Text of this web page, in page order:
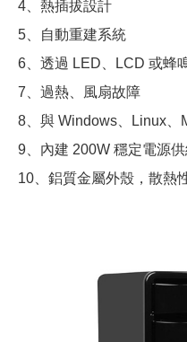
4、熱插拔設計
5、自動重建系統
6、透過 LED、LCD 或蜂
7、過熱、風扇故障
8、與 Windows、Linux、
9、內建 200W 穩定電源
10、鋁質金屬外殼，散熱